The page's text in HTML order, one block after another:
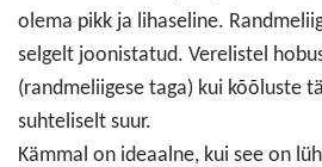
olema pikk ja lihaseline.
selgelt joonistatud. Verelistel
(randmeliigese taga) kui kõõluste
suhteliselt suur.
Kämmal on ideaalne, kui see on